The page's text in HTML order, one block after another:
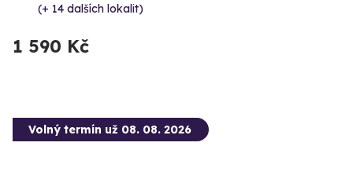
(+ 14 dalších lokalit)
1 590 Kč
Volný termín už 08. 08. 2026